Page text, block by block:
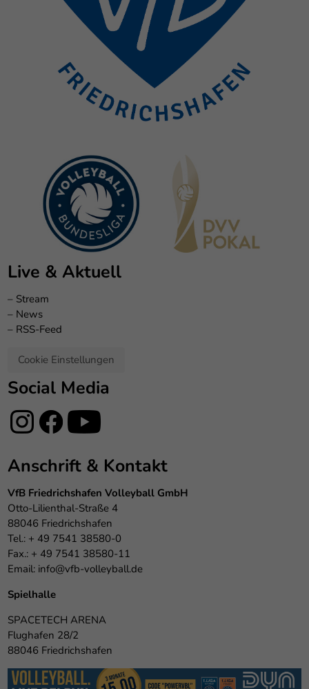
Live & Aktuell
– Stream
– News
– RSS-Feed
Cookie Einstellungen
Social Media
Anschrift & Kontakt
VfB Friedrichshafen Volleyball GmbH
Otto-Lilienthal-Straße 4
88046 Friedrichshafen
Tel.: + 49 7541 38580-0
Fax.: + 49 7541 38580-11
Email: info@vfb-volleyball.de
Spielhalle
SPACETECH ARENA
Flughafen 28/2
88046 Friedrichshafen